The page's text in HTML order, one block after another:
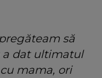
să
a dat ultimatul
mama, ori